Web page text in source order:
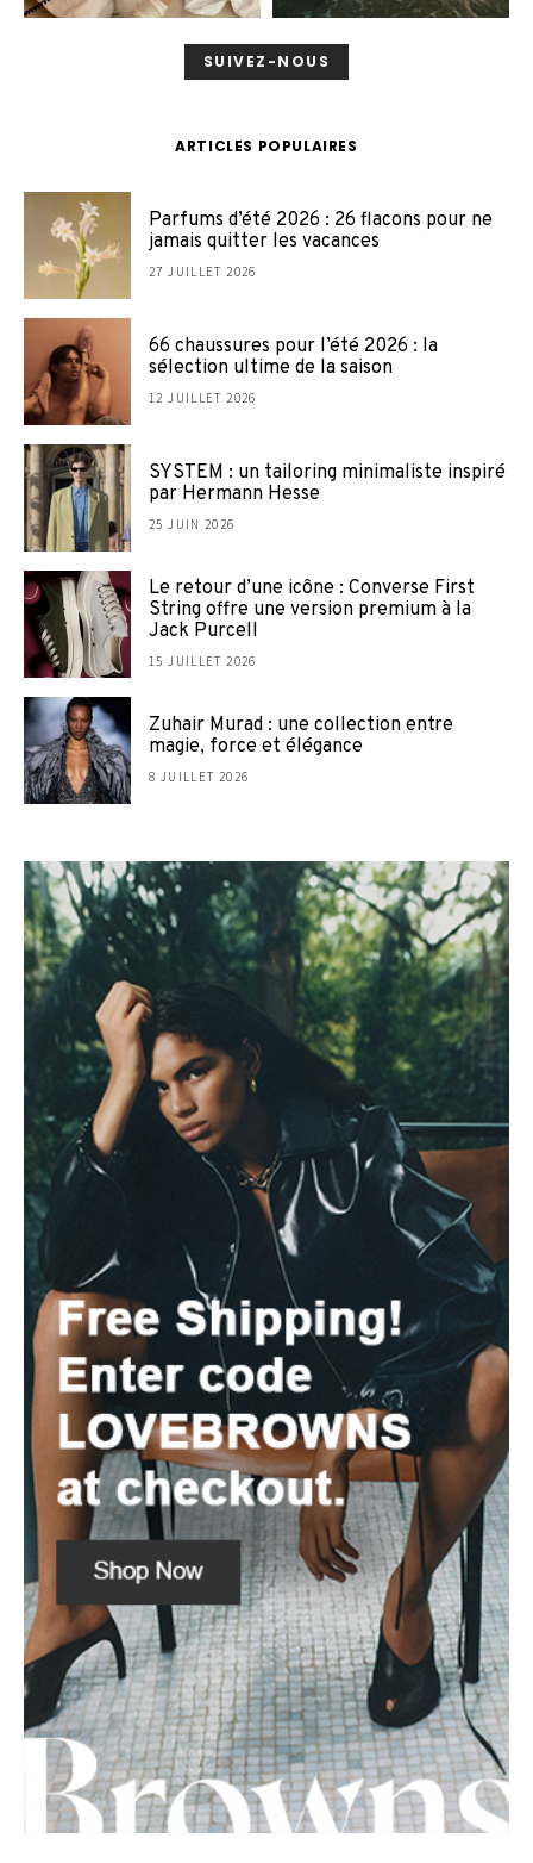
SUIVEZ-NOUS
ARTICLES POPULAIRES
Parfums d’été 2026 : 26 flacons pour ne
jamais quitter les vacances
27 JUILLET 2026
66 chaussures pour l’été 2026 : la
sélection ultime de la saison
12 JUILLET 2026
SYSTEM : un tailoring minimaliste inspiré
par Hermann Hesse
25 JUIN 2026
Le retour d’une icône : Converse First
String offre une version premium à la
Jack Purcell
15 JUILLET 2026
Zuhair Murad : une collection entre
magie, force et élégance
8 JUILLET 2026